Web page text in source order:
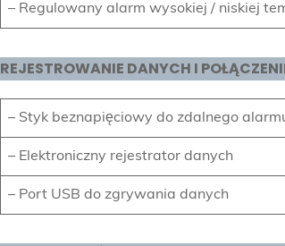
– Regulowany alarm wysokiej / niskiej
REJESTROWANIE DANYCH I
– Styk beznapięciowy do zdalnego
– Elektroniczny rejestrator danych
– Port USB do zgrywania danych